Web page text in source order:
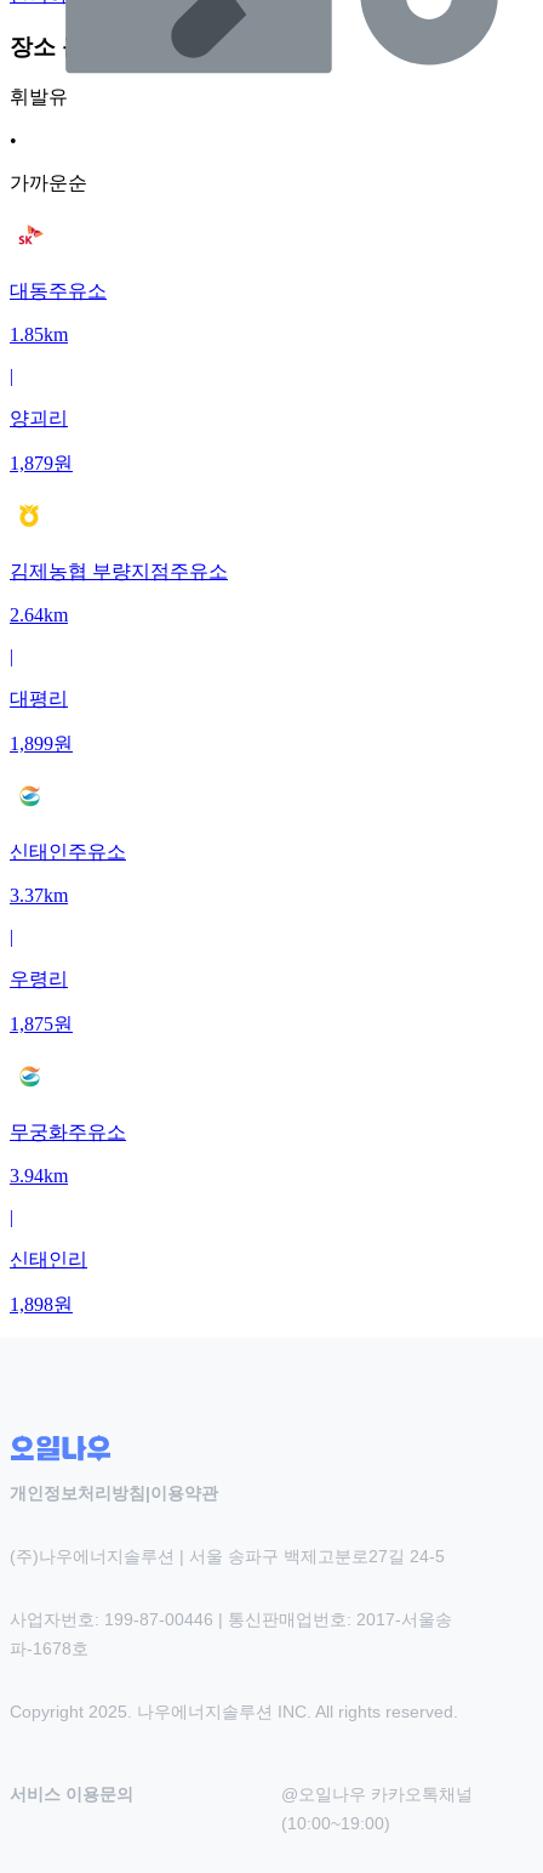
장소 근처 주유소
휘발유
•
가까운순
대동주유소
1.85km
|
양괴리
1,879원
김제농협 부량지점주유소
2.64km
|
대평리
1,899원
신태인주유소
3.37km
|
우령리
1,875원
무궁화주유소
3.94km
|
신태인리
1,898원
개인정보처리방침 |이용약관
(주)나우에너지솔루션 | 서울 송파구 백제고분로27길 24-5
사업자번호: 199-87-00446 | 통신판매업번호: 2017-서울송
파-1678호
Copyright 2025. 나우에너지솔루션 INC. All rights reserved.
서비스 이용문의
@오일나우 카카오톡채널
(10:00~19:00)